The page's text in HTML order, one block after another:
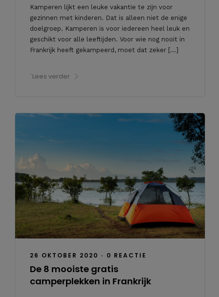
Kamperen lijkt een leuke vakantie te zijn voor
gezinnen met kinderen. Dat is alleen niet de enige
doelgroep. Kamperen is voor iedereen heel leuk en
geschikt voor alle leeftijden. Voor wie nog nooit in
Frankrijk heeft gekampeerd, moet dat zeker […]
`Lees verder
26 OKTOBER 2020 • 0 REACTIE
De 8 mooiste gratis
camperplekken in Frankrijk